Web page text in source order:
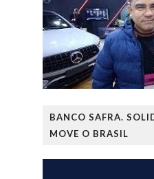
BANCO SAFRA.
MOVE O BRASIL